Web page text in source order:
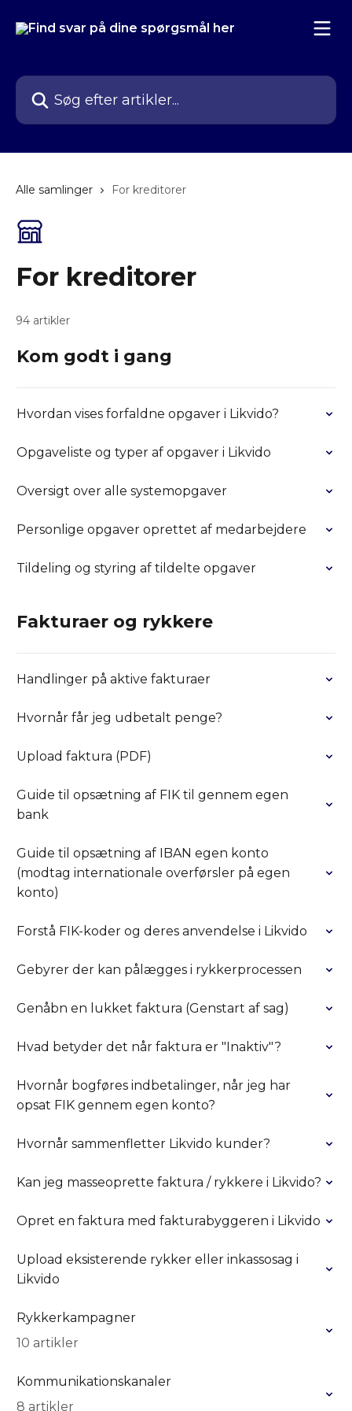
Søg efter artikler...
Alle samlinger For kreditorer
For kreditorer
94 artikler
Kom godt i gang
Hvordan vises forfaldne opgaver i Likvido?
Opgaveliste og typer af opgaver i Likvido
Oversigt over alle systemopgaver
Personlige opgaver oprettet af medarbejdere
Tildeling og styring af tildelte opgaver
Fakturaer og rykkere
Handlinger på aktive fakturaer
Hvornår får jeg udbetalt penge?
Upload faktura (PDF)
Guide til opsætning af FIK til gennem egen
bank
Guide til opsætning af IBAN egen konto
(modtag internationale overførsler på egen
konto)
Forstå FIK-koder og deres anvendelse i Likvido
Gebyrer der kan pålægges i rykkerprocessen
Genåbn en lukket faktura (Genstart af sag)
Hvad betyder det når faktura er "Inaktiv"?
Hvornår bogføres indbetalinger, når jeg har
opsat FIK gennem egen konto?
Hvornår sammenfletter Likvido kunder?
Kan jeg masseoprette faktura / rykkere i Likvido?
Opret en faktura med fakturabyggeren i Likvido
Upload eksisterende rykker eller inkassosag i
Likvido
Rykkerkampagner
10 artikler
Kommunikationskanaler
8 artikler